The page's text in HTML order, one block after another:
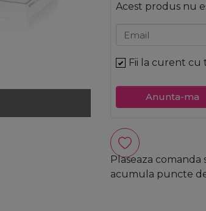
Acest produs nu
Email
Fii la curent cu
Anunta-ma
Plaseaza
acumula puncte